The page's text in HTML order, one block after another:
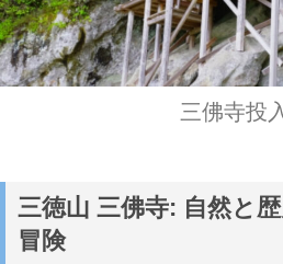
三佛寺投
三徳山 三佛寺: 自然と
冒険